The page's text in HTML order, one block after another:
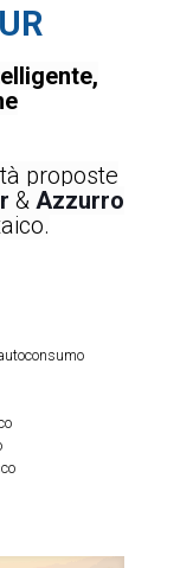
proposte
& Azzurro